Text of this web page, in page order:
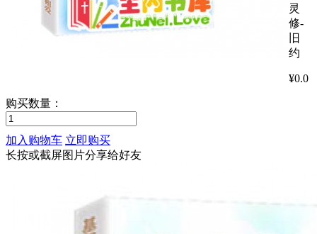
灵
修-
旧
约
¥0.0
购买数量：
加入购物车 立即购买
长按或截屏图片分享给好友